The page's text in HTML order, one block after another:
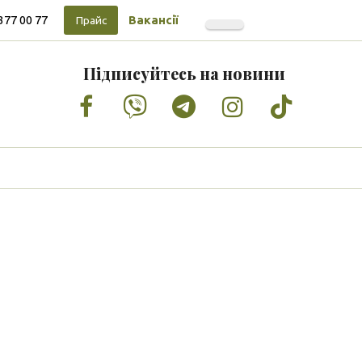
00 77 Прайс Вакансії
Підписуйтесь на новини
Facebook
VimeoTumblrInstagram
Tiktok